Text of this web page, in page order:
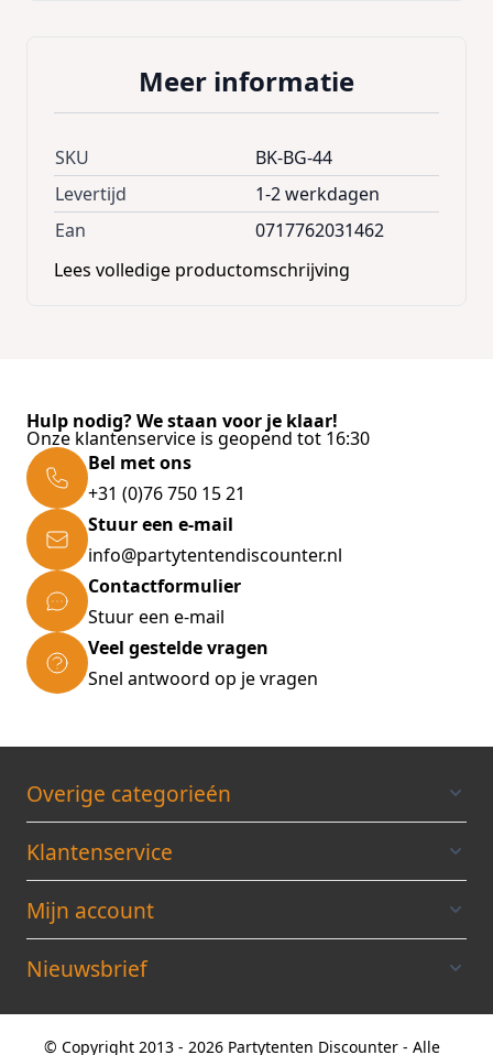
Meer informatie
SKU
BK-BG-44
Levertijd
1-2 werkdagen
Ean
0717762031462
Lees volledige productomschrijving
Hulp nodig? We staan voor je klaar!
Onze klantenservice is geopend tot 16:30
Bel met ons
+31 (0)76 750 15 21
Stuur een e-mail
info@partytentendiscounter.nl
Contactformulier
Stuur een e-mail
Veel gestelde vragen
Snel antwoord op je vragen
Overige categorieén
Klantenservice
Mijn account
Nieuwsbrief
© Copyright 2013 - 2026 Partytenten Discounter - Alle